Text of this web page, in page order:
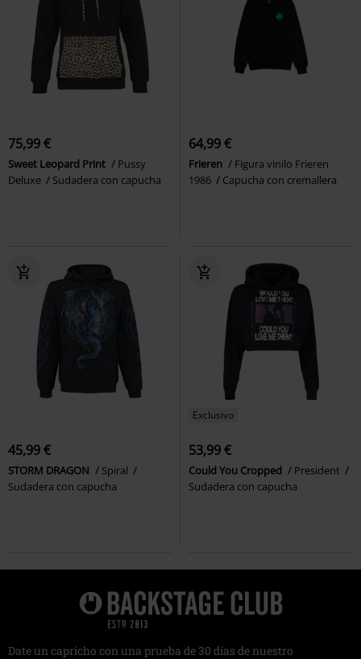
75,99 €
Sweet Leopard Print
Pussy
Deluxe
Sudadera con capucha
64,99 €
Frieren
Figura vinilo Frieren
1986
Capucha con cremallera
45,99 €
STORM DRAGON
Spiral
Sudadera con capucha
Exclusivo
53,99 €
Could You Cropped
President
Sudadera con capucha
Date un capricho con una prueba de 30 días de nuestro